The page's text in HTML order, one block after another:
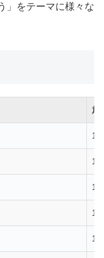
」をテーマに様々な
放